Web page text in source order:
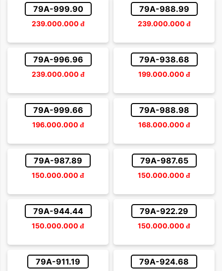
79A-999.90
239.000.000 đ
79A-988.99
239.000.000 đ
79A-996.96
239.000.000 đ
79A-938.68
199.000.000 đ
79A-999.66
196.000.000 đ
79A-988.98
168.000.000 đ
79A-987.89
150.000.000 đ
79A-987.65
150.000.000 đ
79A-944.44
150.000.000 đ
79A-922.29
150.000.000 đ
79A-911.19 79A-924.68